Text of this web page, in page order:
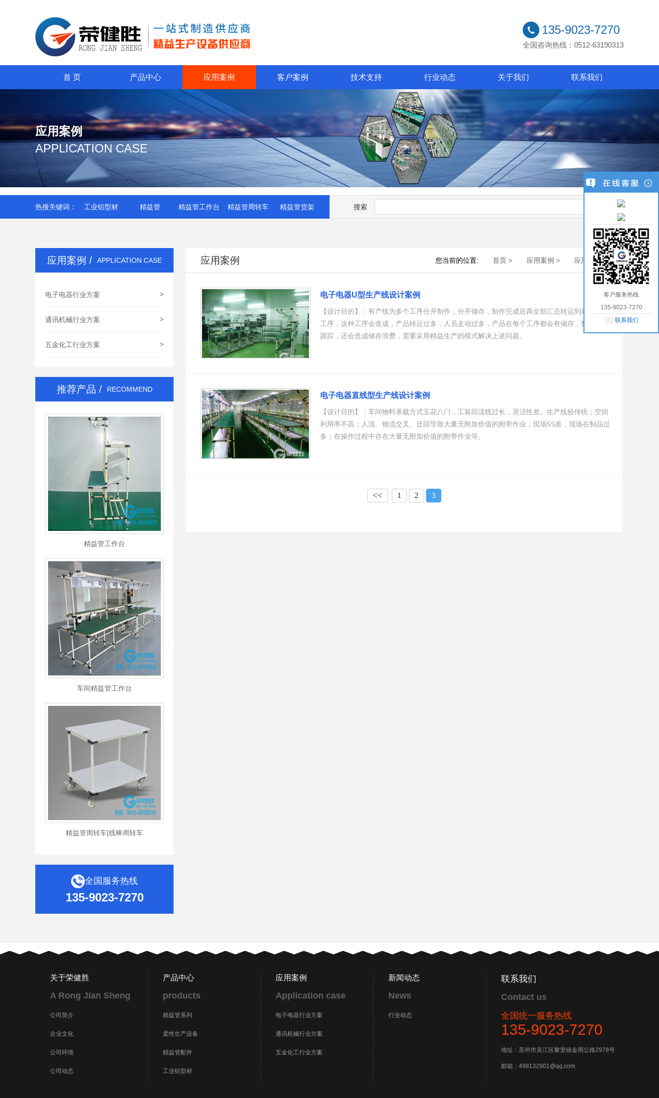
135-9023-7270
全国咨询热线：0512-63190313
首 页 产品中心 应用案例 客户案例 技术支持 行业动态 关于我们 联系我们
应用案例
APPLICATION CASE
热搜关键词： 工业铝型材 精益管 精益管工作台 精益管周转车 精益管货架 搜索
应用案例 / APPLICATION CASE
电子电器行业方案 >
通讯机械行业方案 >
五金化工行业方案 >
推荐产品 / RECOMMEND
精益管工作台
车间精益管工作台
精益管周转车|线棒周转车
全国服务热线
135-9023-7270
应用案例 您当前的位置: 首页 > 应用案例 > 应用案例 >
电子电器U型生产线设计案例
【设计目的】：有产线为多个工序分开制作，分开储存，制作完成后再全部汇总转运到最后一个
工序，这种工序会造成，产品转运过多，人员走动过多，产品在每个工序都会有储存，数量不宜
跟踪，还会造成储存浪费，需要采用精益生产的模式解决上述问题。
电子电器直线型生产线设计案例
【设计目的】：车间物料承载方式五花八门，工装回流线过长，灵活性差。生产线较传统；空间
利用率不高；人流、物流交叉、迂回导致大量无附加价值的附带作业，现场5S差，现场在制品过
多；在操作过程中存在大量无附加价值的附带作业等。
<< 1 2 3
关于荣健胜
A Rong Jian Sheng
公司简介
企业文化
公司环境
公司动态
产品中心
products
精益管系列
柔性生产设备
精益管配件
工业铝型材
应用案例
Application case
电子电器行业方案
通讯机械行业方案
五金化工行业方案
新闻动态
News
行业动态
联系我们
Contact us
全国统一服务热线
135-9023-7270
地址：苏州市吴江区黎里镇金周公路2978号
邮箱：498132901@qq.com
客户服务热线
135-9023-7270
联系我们